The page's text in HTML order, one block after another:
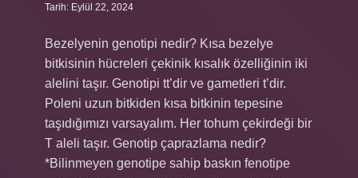
Tarih: Eylül 22, 2024
Bezelyenin genotipi nedir? Kısa bezelye
bitkisinin hücreleri çekinik kısalık özelliğinin iki
alelini taşır. Genotipi tt’dir ve gametleri t’dir.
Poleni uzun bitkiden kısa bitkinin tepesine
taşıdığımızı varsayalım. Her tohum çekirdeği bir
T aleli taşır. Genotip çaprazlama nedir?
*Bilinmeyen genotipe sahip baskın fenotipe